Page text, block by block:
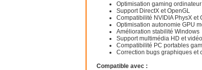
Optimisation gaming
Support DirectX et OpenGL
Compatibilité NVIDIA PhysX et
Optimisation autonomie GPU
Amélioration stabilité Windows
Support multimédia HD et
Compatibilité PC portables
Correction bugs graphiques et
Compatible avec :